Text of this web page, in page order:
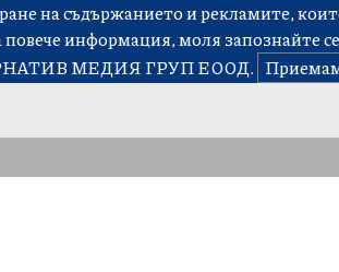
на съдържанието и рекламите,
информация, моля запознайте
МЕДИЯ ГРУП ЕООД.